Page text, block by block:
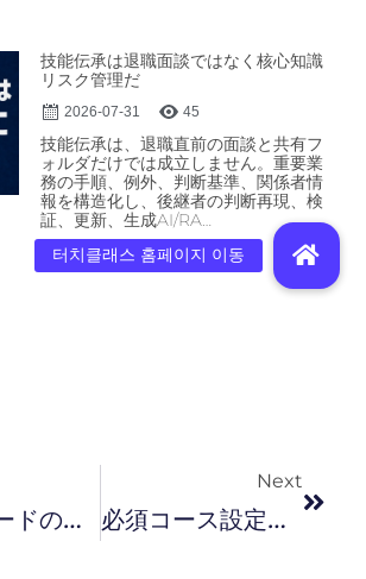
技能伝承は退職面談ではなく核心知識
リスク管理だ
2026-07-31 45
技能伝承は、退職直前の面談と共有フ
ォルダだけでは成立しません。重要業
務の手順、例外、判断基準、関係者情
報を構造化し、後継者の判断再現、検
証、更新、生成AI/RA…
投稿フィードの機能を導入しました！
Next
必須コース設定について